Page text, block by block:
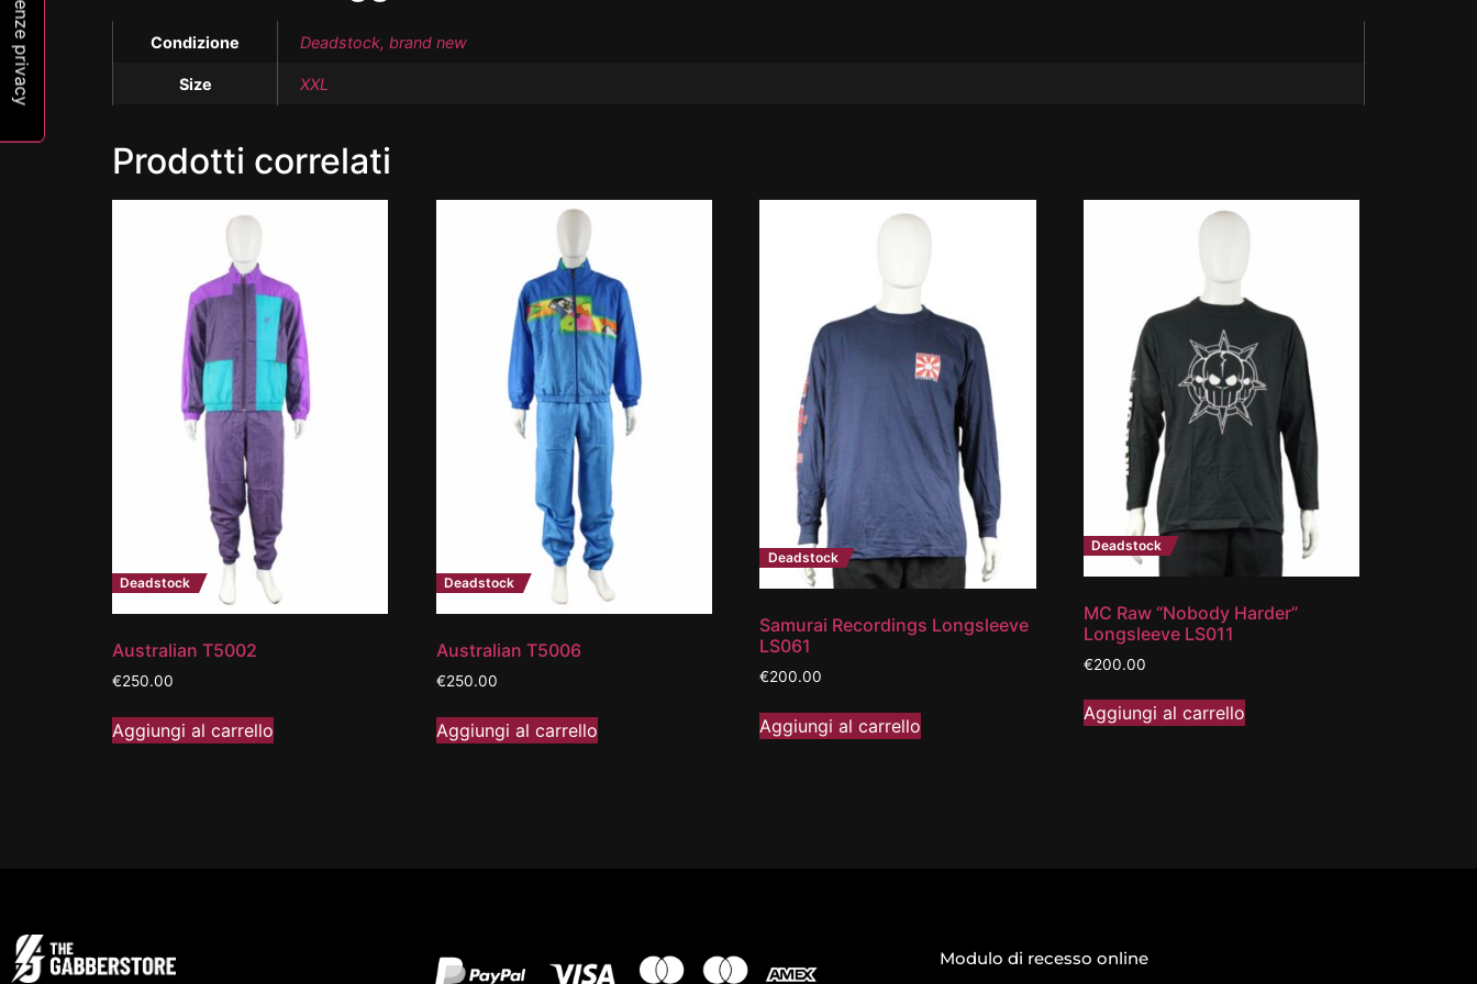
Condizione Deadstock, brand new
Size XXL
Prodotti correlati
Deadstock
Australian T5002
€250.00
Aggiungi al carrello
Deadstock
Australian T5006
€250.00
Aggiungi al carrello
Deadstock
Samurai Recordings Longsleeve
LS061
€200.00
Aggiungi al carrello
Deadstock
MC Raw “Nobody Harder”
Longsleeve LS011
€200.00
Aggiungi al carrello
Modulo di recesso online